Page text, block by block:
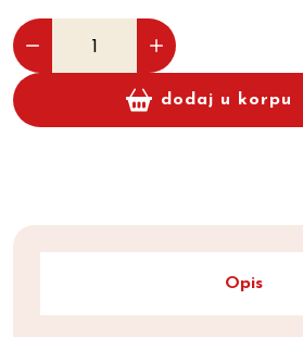
dodaj u korpu
Opis